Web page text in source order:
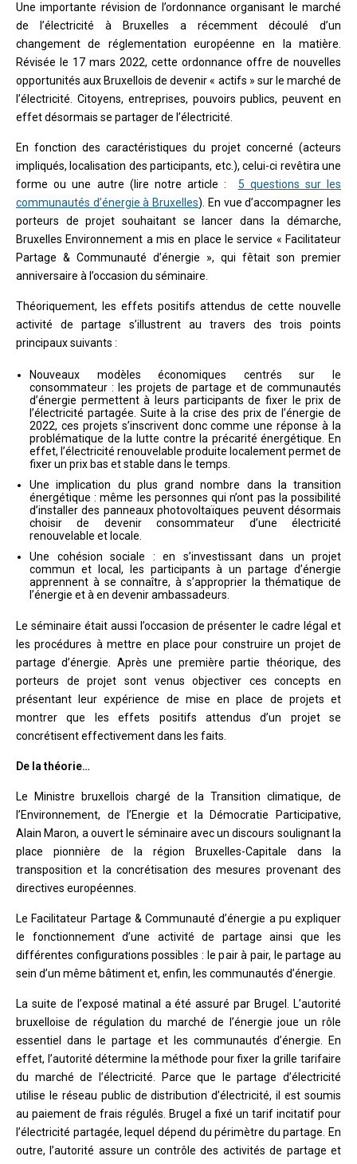
Une importante révision de l’ordonnance organisant le marché
de l’électricité à Bruxelles a récemment découlé d’un
changement de réglementation européenne en la matière.
Révisée le 17 mars 2022, cette ordonnance offre de nouvelles
opportunités aux Bruxellois de devenir « actifs » sur le marché de
l’électricité. Citoyens, entreprises, pouvoirs publics, peuvent en
effet désormais se partager de l’électricité.
En fonction des caractéristiques du projet concerné (acteurs
impliqués, localisation des participants, etc.), celui-ci revêtira une
forme ou une autre (lire notre article : 5 questions sur les
communautés d’énergie à Bruxelles). En vue d’accompagner les
porteurs de projet souhaitant se lancer dans la démarche,
Bruxelles Environnement a mis en place le service « Facilitateur
Partage & Communauté d’énergie », qui fêtait son premier
anniversaire à l’occasion du séminaire.
Théoriquement, les effets positifs attendus de cette nouvelle
activité de partage s’illustrent au travers des trois points
principaux suivants :
Nouveaux modèles économiques centrés sur le
consommateur : les projets de partage et de communautés
d’énergie permettent à leurs participants de fixer le prix de
l’électricité partagée. Suite à la crise des prix de l’énergie de
2022, ces projets s’inscrivent donc comme une réponse à la
problématique de la lutte contre la précarité énergétique. En
effet, l’électricité renouvelable produite localement permet de
fixer un prix bas et stable dans le temps.
Une implication du plus grand nombre dans la transition
énergétique : même les personnes qui n’ont pas la possibilité
d’installer des panneaux photovoltaïques peuvent désormais
choisir de devenir consommateur d’une électricité
renouvelable et locale.
Une cohésion sociale : en s’investissant dans un projet
commun et local, les participants à un partage d’énergie
apprennent à se connaître, à s’approprier la thématique de
l’énergie et à en devenir ambassadeurs.
Le séminaire était aussi l’occasion de présenter le cadre légal et
les procédures à mettre en place pour construire un projet de
partage d’énergie. Après une première partie théorique, des
porteurs de projet sont venus objectiver ces concepts en
présentant leur expérience de mise en place de projets et
montrer que les effets positifs attendus d’un projet se
concrétisent effectivement dans les faits.
De la théorie…
Le Ministre bruxellois chargé de la Transition climatique, de
l’Environnement, de l’Energie et la Démocratie Participative,
Alain Maron, a ouvert le séminaire avec un discours soulignant la
place pionnière de la région Bruxelles-Capitale dans la
transposition et la concrétisation des mesures provenant des
directives européennes.
Le Facilitateur Partage & Communauté d’énergie a pu expliquer
le fonctionnement d’une activité de partage ainsi que les
différentes configurations possibles : le pair à pair, le partage au
sein d’un même bâtiment et, enfin, les communautés d’énergie.
La suite de l’exposé matinal a été assuré par Brugel. L’autorité
bruxelloise de régulation du marché de l’énergie joue un rôle
essentiel dans le partage et les communautés d’énergie. En
effet, l’autorité détermine la méthode pour fixer la grille tarifaire
du marché de l’électricité. Parce que le partage d’électricité
utilise le réseau public de distribution d’électricité, il est soumis
au paiement de frais régulés. Brugel a fixé un tarif incitatif pour
l’électricité partagée, lequel dépend du périmètre du partage. En
outre, l’autorité assure un contrôle des activités de partage et